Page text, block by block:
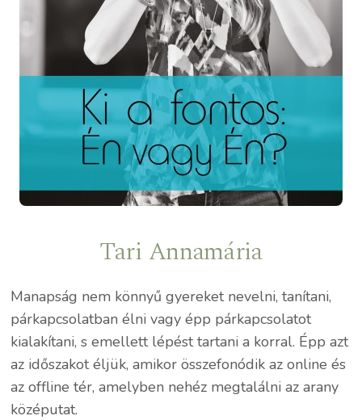
Tari Annamária
Manapság nem könnyű gyereket nevelni, tanítani,
párkapcsolatban élni vagy épp párkapcsolatot
kialakítani, s emellett lépést tartani a korral. Épp azt
az időszakot éljük, amikor összefonódik az online és
az offline tér, amelyben nehéz megtalálni az arany
középutat.